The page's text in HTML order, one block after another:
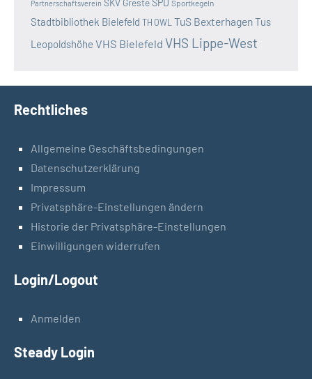
Partnerschaftsverein Sportkegeln
Stadtbibliothek Bielefeld TH OWL TuS BexterhagenTus
Leopoldshöhe VHS Bielefeld VHS Lippe-West
Rechtliches
Allgemeine Geschäftsbedingungen
Datenschutzerklärung
Impressum
Privatsphäre-Einstellungen ändern
Historie der Privatsphäre-Einstellungen
Einwilligungen widerrufen
Login/Logout
Anmelden
Steady Login